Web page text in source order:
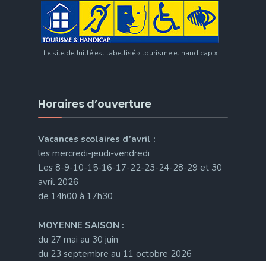
Le site de Juillé est labellisé « tourisme et handicap »
Horaires d’ouverture
Vacances scolaires d’avril :
les mercredi-jeudi-vendredi
Les 8-9-10-15-16-17-22-23-24-28-29 et 30
avril 2026
de 14h00 à 17h30
MOYENNE SAISON :
du 27 mai au 30 juin
du 23 septembre au 11 octobre 2026